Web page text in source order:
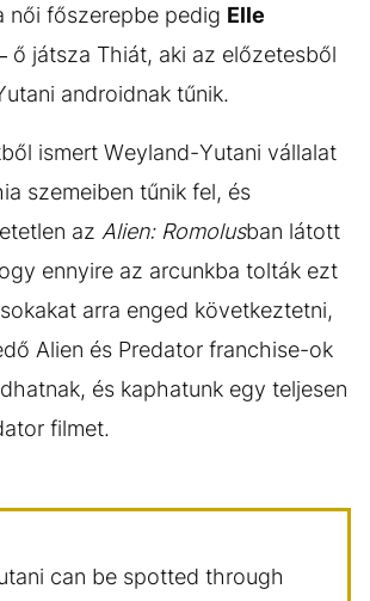
női főszerepbe pedig Elle
ő játsza Thiát, aki az előzetesből
androidnak tűnik.
ismert Weyland-Yutani vállalat
szemeiben tűnik fel, és
az Alien: Romolusban látott
ennyire az arcunkba tolták ezt
arra enged következtetni,
Alien és Predator franchise-ok
és kaphatunk egy teljesen
filmet.
can be spotted through